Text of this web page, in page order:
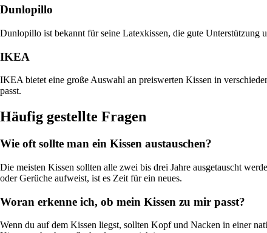
Dunlopillo
Dunlopillo ist bekannt für seine Latexkissen, die gute Unterstützung
IKEA
IKEA bietet eine große Auswahl an preiswerten Kissen in
passt.
Häufig gestellte Fragen
Wie oft sollte man ein Kissen austauschen?
Die meisten Kissen sollten alle zwei bis drei Jahre ausgetauscht
oder Gerüche aufweist, ist es Zeit für ein neues.
Woran erkenne ich, ob mein Kissen zu mir passt?
Wenn du auf dem Kissen liegst, sollten Kopf und Nacken in einer